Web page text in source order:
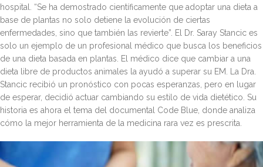
hospital. “Se ha demostrado científicamente que adoptar una dieta a
base de plantas no solo detiene la evolución de ciertas
enfermedades, sino que también las revierte”. El Dr. Saray Stancic es
solo un ejemplo de un profesional médico que busca los beneficios
de una dieta basada en plantas. El médico dice que cambiar a una
dieta libre de productos animales la ayudó a superar su EM. La Dra.
Stancic recibió un pronóstico con pocas esperanzas, pero en lugar
de esperar, decidió actuar cambiando su estilo de vida dietético. Su
historia es ahora el tema del documental Code Blue, donde analiza
cómo la mejor herramienta de la medicina rara vez es prescrita.